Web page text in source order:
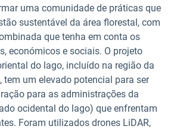
uma comunidade de práticas que
sustentável da área florestal, com
que tenha em conta os
económicos e sociais. O projeto
do lago, incluído na região da
tem um elevado potencial para ser
para as administrações da
ocidental do lago) que enfrentam
Foram utilizados drones LiDAR,